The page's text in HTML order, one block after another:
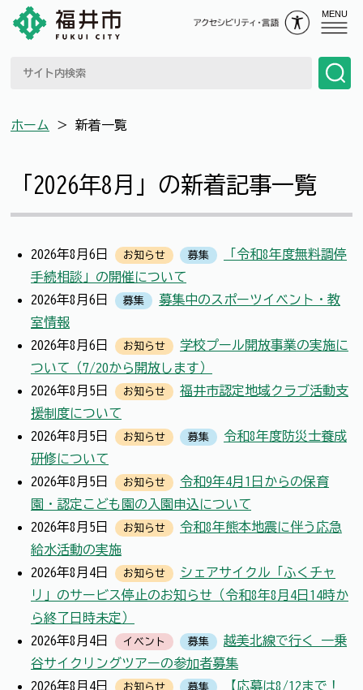
MENU
ホーム ＞ 新着一覧
「2026年8月」の新着記事一覧
2026年8月6日 お知らせ 募集
「令和8年度無料調停
手続相談」の開催について
2026年8月6日
募集
募集中のスポーツイベント・教
室情報
2026年8月6日
お知らせ
学校プール開放事業の実施に
ついて（7/20から開放します）
2026年8月5日
お知らせ
福井市認定地域クラブ活動支
援制度について
2026年8月5日
お知らせ 募集
令和8年度防災士養成
研修について
2026年8月5日
お知らせ
令和9年4月1日からの保育
園・認定こども園の入園申込について
2026年8月5日
お知らせ
令和8年熊本地震に伴う応急
給水活動の実施
2026年8月4日
お知らせ
シェアサイクル「ふくチャ
リ」のサービス停止のお知らせ（令和8年8月4日14時か
ら終了日時未定）
2026年8月4日
イベント 募集
越美北線で行く 一乗
谷サイクリングツアーの参加者募集
2026年8月4日
お知らせ 募集
【応募は8/12まで！